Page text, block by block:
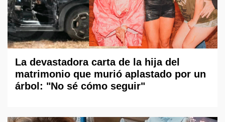
La devastadora carta de la hija del
matrimonio que murió aplastado por un
árbol: "No sé cómo seguir"